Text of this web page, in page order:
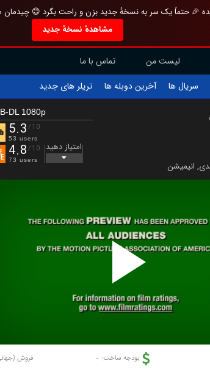
شده 🎉 حتماً یک سر به نسخهٔ جدید بزن و راحت بگرد 😊
مشاهدهٔ نسخهٔ جدید
لیست من
تماس با ما
سریال ها آخرین دوبله ها تریلر های جدید
, انیمیشن
DL 1080p
5.3 /10
53 users
4.8 /10
73 users
امتیاز دهید
بودجه ساخت: - فروش